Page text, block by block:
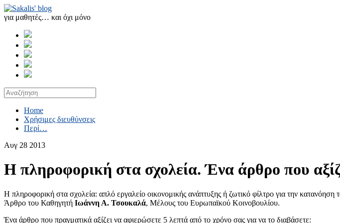
για μαθητές… και όχι μόνο
Home
Χρήσιμες διευθύνσεις
Περί…
Αυγ 28 2013
Η πληροφορική στα σχολεία. Ένα άρθρο που
Η πληροφορική στα σχολεία: απλό εργαλείο οικονομικής ανάπτυξης ή ζωτικό φίλτρο για την κατανόηση
Άρθρο του Καθηγητή Ιωάννη Α. Τσουκαλά, Μέλους του Ευρωπαϊκού Κοινοβουλίου.
Ένα άρθρο που πραγματικά αξίζει να αφιερώσετε 5 λεπτά από το χρόνο σας για να το διαβάσετε: